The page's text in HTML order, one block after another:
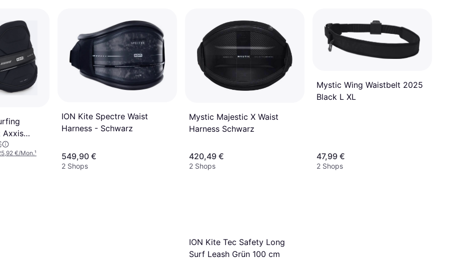
Axxis
€/Mon.¹
ION Kite Spectre Waist
Harness - Schwarz
549,90 €
2 Shops
Mystic Majestic X Waist
Harness Schwarz
420,49 €
2 Shops
Mystic Wing Waistbelt 2025
Black L XL
47,99 €
2 Shops
ION Kite Tec Safety Long
Surf Leash Grün 100 cm